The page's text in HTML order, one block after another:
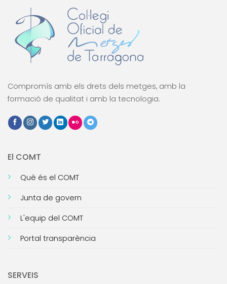
Compromís amb els drets dels metges, amb la
formació de qualitat i amb la tecnologia.
El COMT
Què és el COMT
Junta de govern
L'equip del COMT
Portal transparència
SERVEIS